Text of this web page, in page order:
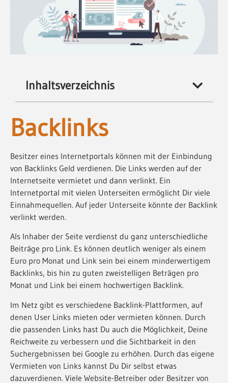
Inhaltsverzeichnis
Backlinks
Besitzer eines Internetportals können mit der Einbindung
von Backlinks Geld verdienen. Die Links werden auf der
Internetseite vermietet und dann verlinkt. Ein
Internetportal mit vielen Unterseiten ermöglicht Dir viele
Einnahmequellen. Auf jeder Unterseite könnte der Backlink
verlinkt werden.
Als Inhaber der Seite verdienst du ganz unterschiedliche
Beiträge pro Link. Es können deutlich weniger als einem
Euro pro Monat und Link sein bei einem minderwertigem
Backlinks, bis hin zu guten zweistelligen Beträgen pro
Monat und Link bei einem hochwertigen Backlink.
Im Netz gibt es verschiedene Backlink-Plattformen, auf
denen User Links mieten oder vermieten können. Durch
die passenden Links hast Du auch die Möglichkeit, Deine
Reichweite zu verbessern und die Sichtbarkeit in den
Suchergebnissen bei Google zu erhöhen. Durch das eigene
Vermieten von Links kannst Du Dir selbst etwas
dazuverdienen. Viele Website-Betreiber oder Besitzer von